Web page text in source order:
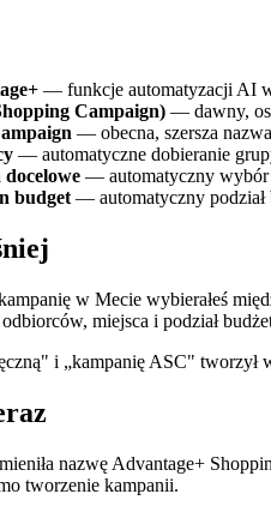
— funkcje automatyzacji AI
Campaign) — dawny,
— obecna, szersza
— automatyczne dobieranie
— automatyczny wybór
budget — automatyczny podział
w Mecie wybierałeś
miejsca i podział
i „kampanię ASC"
nazwę Advantage+
tworzenie kampanii.